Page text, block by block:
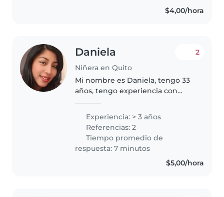
$4,00/hora
Daniela
Niñera en Quito
2
Mi nombre es Daniela, tengo 33
años, tengo experiencia con
mamá de un niño con
discapacidad auditiva y se lo
importante y necesario que es
tener una..
Experiencia: > 3 años
Referencias: 2
Tiempo promedio de
respuesta: 7 minutos
$5,00/hora